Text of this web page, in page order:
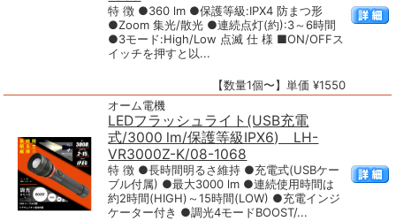
特 徴 ●360 lm ●保護等級:IPX4 防まつ形
●Zoom 集光/散光 ●連続点灯(約):3～6時間
●3モード:High/Low 点滅 仕 様 ■ON/OFFス
イッチを押すと以...
【数量1個〜】単価 ¥1550
オーム電機
LEDフラッシュライト(USB充電
式/3000 lm/保護等級IPX6) LH-
VR3000Z-K/08-1068
特 徴 ●長時間明るさ維持 ●充電式(USBケー
ブル付属) ●最大3000 lm ●連続使用時間は
約2時間(HIGH)～15時間(LOW) ●充電インジ
ケーター付き ●調光4モードBOOST/...